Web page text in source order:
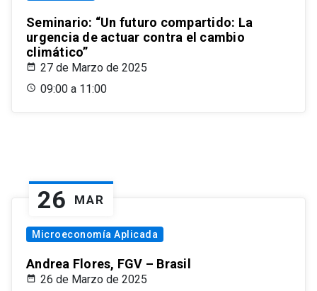
Seminario: “Un futuro compartido: La
urgencia de actuar contra el cambio
climático”
27 de Marzo de 2025
09:00 a 11:00
26 MAR
Microeconomía Aplicada
Andrea Flores, FGV – Brasil
26 de Marzo de 2025